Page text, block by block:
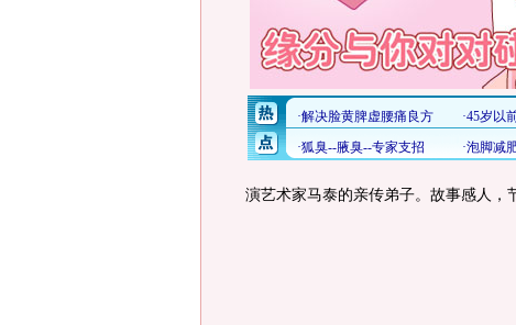
演艺术家马泰的亲传弟子。故事感人，